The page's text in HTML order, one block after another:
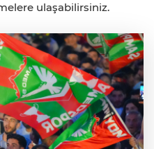
ulaşabilirsiniz.